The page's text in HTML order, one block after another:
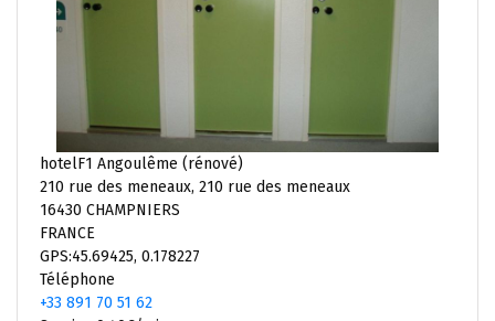
hotelF1 Angoulême (rénové)
210 rue des meneaux, 210 rue des meneaux
16430 CHAMPNIERS
FRANCE
GPS:45.69425, 0.178227
Téléphone
+33 891 70 51 62